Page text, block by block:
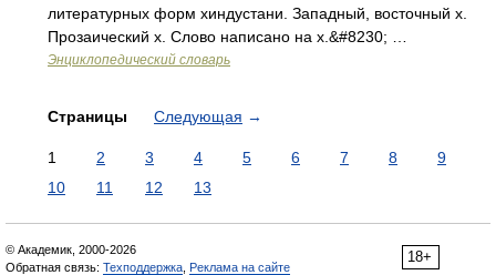
литературных форм хиндустани. Западный, восточный х.
Прозаический х. Слово написано на х.&#8230; …
Энциклопедический словарь
Страницы Следующая →
1 2 3 4 5 6 7 8
9
10
11 12 13
18+
© Академик, 2000-2026
Обратная связь: Техподдержка Реклама на сайте